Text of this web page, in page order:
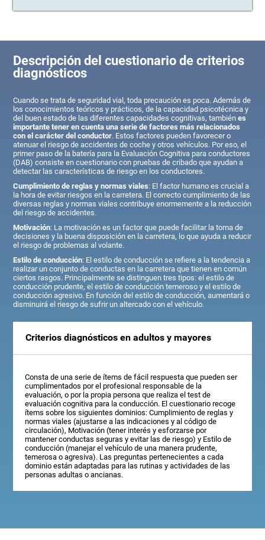
Descripción del cuestionario de criterios
diagnósticos
Cuando se trata de seguridad vial, toda precaución es poca. Además de
los conocimientos teóricos y prácticos, de la capacidad psicotécnica y
del buen estado de las diferentes capacidades cognitivas, tambiénes
importante tener en cuenta una serie de factores más relacionados
con el carácter del conductor. Estos factores pueden favorecer o
atenuar el riesgo de accidentes de coche y otros vehículos. Por eso, el
primer paso de la batería para la Evaluación Cognitiva para conductores
(DAB) consiste en cuestionario con pruebas de cribado que ayudan a
detectar las características de riesgo en los conductores.
Cumplimiento de reglas y normas viales: El factor humano es crucial a
la hora de evitar riesgos en la carretera. El correcto cumplimiento de las
diversas reglas y normas viales contribuye enormemente a la reducción
del riesgo de accidentes.
Motivación: La motivación es un factor que puede facilitar la toma de
decisiones y la buena disposición en la carretera, lo que ayuda a reducir
el riesgo de problemas al volante.
Estilo de conducción: El estilo de conducción se refiere a la tendencia a
realizar un conjunto de conductas en la carretera que tienen en común
ciertos rasgos. Principalmente se distinguen tres tipos: el estilo de
conducción prudente, el estilo de conducción temeroso y el estilo de
conducción agresivo. En función del estilo de conducción, aumentará o
disminuirá el riesgo de sufrir un altercado con el vehículo.
Criterios diagnósticos en adultos y mayores
Consta de una serie de ítems de fácil respuesta que pueden ser
cumplimentados por el profesional responsable de la
evaluación, o por la propia persona que realiza el test de
evaluación cognitiva para la conducción. El cuestionario recoge
ítems sobre los siguientes dominios: Cumplimiento de reglas y
normas viales (ajustarse a las indicaciones y al código de
circulación), Motivación (tener interés y esforzarse por
mantener conductas seguras y evitar las de riesgo) y Estilo de
conducción (manejar el vehículo de una manera prudente,
temerosa o agresiva). Las preguntas pertenecientes a cada
dominio están adaptadas para las rutinas y actividades de las
personas adultas o ancianas.